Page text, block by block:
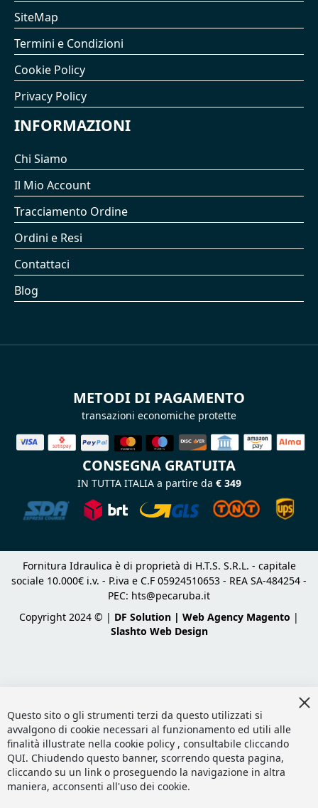
SiteMap
Termini e Condizioni
Cookie Policy
Privacy Policy
INFORMAZIONI
Chi Siamo
Il Mio Account
Tracciamento Ordine
Ordini e Resi
Contattaci
Blog
METODI DI PAGAMENTO
transazioni economiche protette
CONSEGNA GRATUITA
IN TUTTA ITALIA a partire da € 349
Fornitura Idraulica è di proprietà di H.T.S. S.R.L. - capitale
sociale 10.000€ i.v. - P.iva e C.F 05924510653 - REA SA-484254 -
PEC: hts@pecaruba.it
Copyright 2024 © | DF Solution | Web Agency Magento |
Slashto Web Design
Questo sito o gli strumenti terzi da questo utilizzati si
avvalgono di cookie necessari al funzionamento ed utili alle
finalità illustrate nella cookie policy , consultabile cliccando
QUI. Chiudendo questo banner, scorrendo questa pagina,
cliccando su un link o proseguendo la navigazione in altra
maniera, acconsenti all'uso dei cookie.